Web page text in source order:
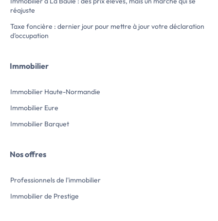
abri bois, remise, cabane....
récents, habitable de plain-pied,
environnement agréable!
estimé des dépenses annuelles d'énergie
réajuste
Taxe foncière : dernier jour pour mettre à jour votre déclaration
d’occupation
Immobilier
Immobilier Haute-Normandie
Immobilier Eure
Immobilier Barquet
Nos offres
Professionnels de l'immobilier
Immobilier de Prestige